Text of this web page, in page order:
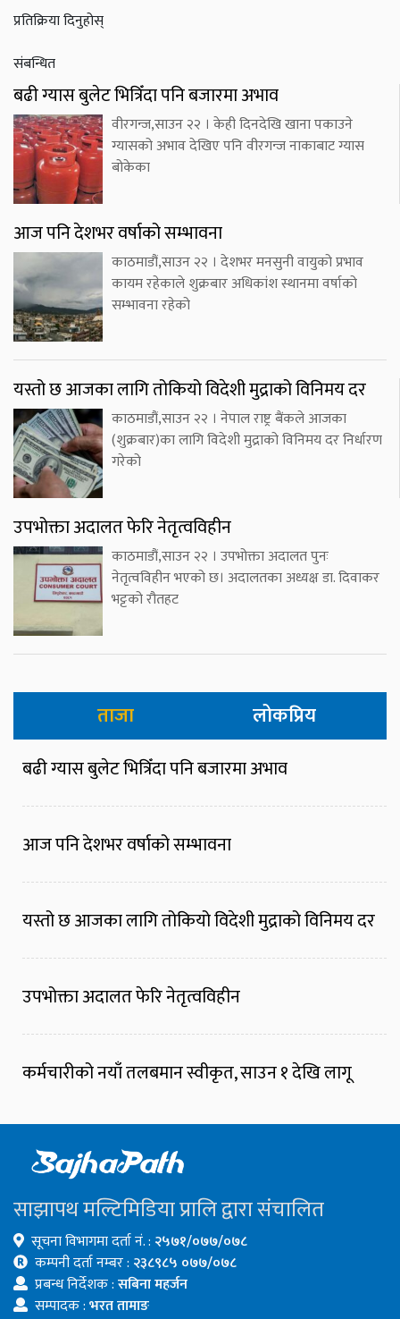
प्रतिक्रिया दिनुहोस्
संबन्धित
बढी ग्यास बुलेट भित्रिँदा पनि बजारमा अभाव
वीरगन्ज,साउन २२ । केही दिनदेखि खाना पकाउने
ग्यासको अभाव देखिए पनि वीरगन्ज नाकाबाट ग्यास
बोकेका
आज पनि देशभर वर्षाको सम्भावना
काठमाडौं,साउन २२ । देशभर मनसुनी वायुको प्रभाव
कायम रहेकाले शुक्रबार अधिकांश स्थानमा वर्षाको
सम्भावना रहेको
यस्तो छ आजका लागि तोकियो विदेशी मुद्राको विनिमय दर
काठमाडौं,साउन २२ । नेपाल राष्ट्र बैंकले आजका
(शुक्रबार)का लागि विदेशी मुद्राको विनिमय दर निर्धारण
गरेको
उपभोक्ता अदालत फेरि नेतृत्वविहीन
काठमाडौं,साउन २२ । उपभोक्ता अदालत पुनः
नेतृत्वविहीन भएको छ। अदालतका अध्यक्ष डा. दिवाकर
भट्टको रौतहट
ताजा लोकप्रिय
बढी ग्यास बुलेट भित्रिँदा पनि बजारमा अभाव
आज पनि देशभर वर्षाको सम्भावना
यस्तो छ आजका लागि तोकियो विदेशी मुद्राको विनिमय दर
उपभोक्ता अदालत फेरि नेतृत्वविहीन
कर्मचारीको नयाँ तलबमान स्वीकृत, साउन १ देखि लागू
साझापथ मल्टिमिडिया प्रालि द्वारा संचालित
सूचना विभागमा दर्ता नं. : २५७१/०७७/०७८
कम्पनी दर्ता नम्बर : २३८९८५ ०७७/०७८
प्रबन्ध निर्देशक :सबिना महर्जन
सम्पादक :भरत तामाङ